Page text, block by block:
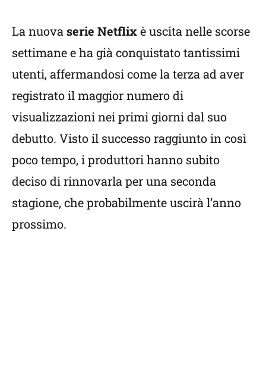
La nuova serie Netflixè uscita nelle scorse
settimane e ha già conquistato tantissimi
utenti, affermandosi come la terza ad aver
registrato il maggior numero di
visualizzazioni nei primi giorni dal suo
debutto. Visto il successo raggiunto in così
poco tempo, i produttori hanno subito
deciso di rinnovarla per una seconda
stagione, che probabilmente uscirà l’anno
prossimo.